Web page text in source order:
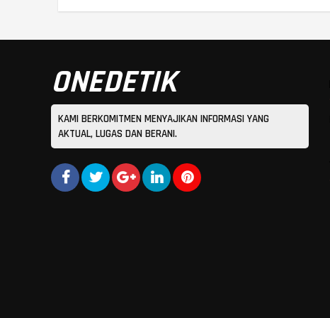
ONEDETIK
KAMI BERKOMITMEN MENYAJIKAN INFORMASI YANG
AKTUAL, LUGAS DAN BERANI.